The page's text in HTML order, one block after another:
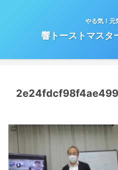
やる気！元
響トーストマスタ